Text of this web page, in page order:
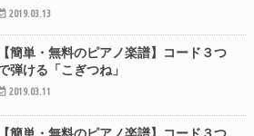
2019.03.13
【簡単・無料のピアノ楽譜】コード３つ
弾ける「こぎつね」
2019.03.11
【簡単・無料のピアノ楽譜】コード３つ